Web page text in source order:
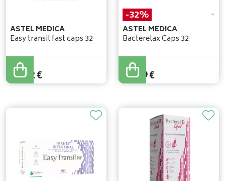
ASTEL MEDICA
Easy transil fast caps 32
21,42€
-32%
ASTEL MEDICA
Bacterelax Caps 32
31,49
21,49€